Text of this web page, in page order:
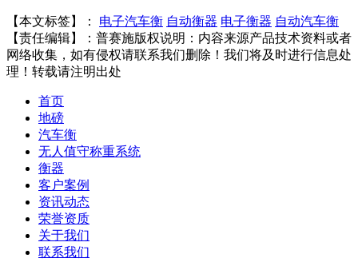
【本文标签】： 电子汽车衡 自动衡器 电子衡器 自动汽车衡
【责任编辑】： 普赛施版权说明：内容来源产品技术资料或者
网络收集，如有侵权请联系我们删除！我们将及时进行信息处
理！转载请注明出处
首页
地磅
汽车衡
无人值守称重系统
衡器
客户案例
资讯动态
荣誉资质
关于我们
联系我们